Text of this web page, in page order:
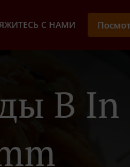
С НАМИ
В In